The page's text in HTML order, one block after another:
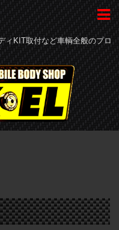
ィKIT取付など車輌全般のプロ